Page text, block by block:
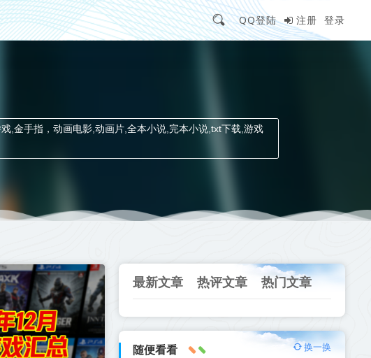
QQ登陆 注册 登录
,金手指，动画电影,动画片,全本小说,完本小说,txt下载,游戏
最新文章 热评文章 热门文章
随便看看 换一换